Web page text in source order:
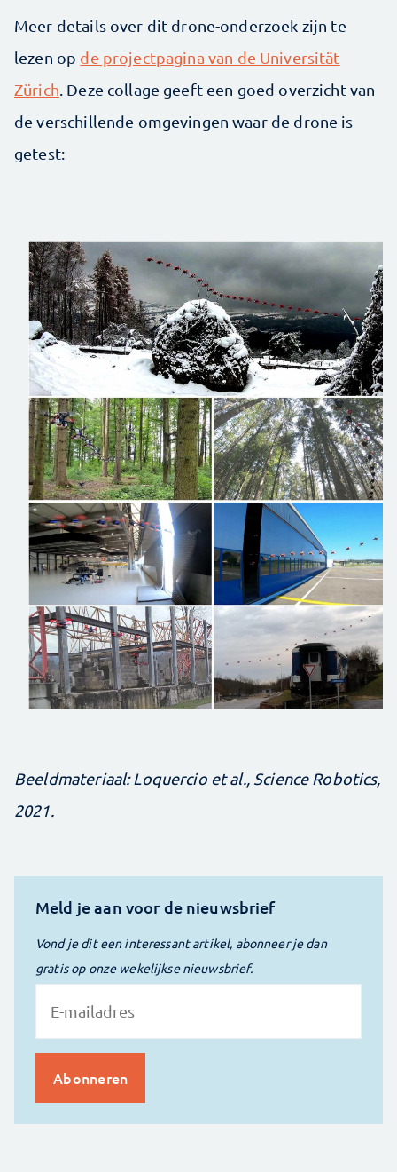
Meer details over dit drone-onderzoek zijn te
lezen op de projectpagina van de Universität
Zürich . Deze collage geeft een goed overzicht van
de verschillende omgevingen waar de drone is
getest:
Beeldmateriaal: Loquercio et al., Science Robotics,
2021.
Meld je aan voor de nieuwsbrief
Vond je dit een interessant artikel, abonneer je dan
gratis op onze wekelijkse nieuwsbrief.